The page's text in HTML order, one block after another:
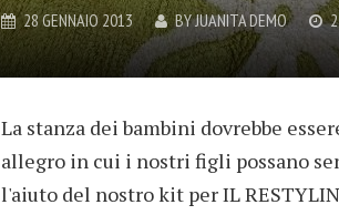
28 GENNAIO 2013 BYJUANITA DEMO
La stanza dei bambini dovrebbe
allegro in cui i nostri figli possano
l'aiuto del nostro kit per IL